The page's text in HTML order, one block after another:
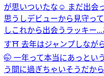
が思いついたな☺️ まだ出会
思うしデビューから見守っ
しこれから出会うラッキー...
す⛩ 去年はジャンプしなが
🤭 一年って本当にあっとい
う間に過ぎちゃいそうだか